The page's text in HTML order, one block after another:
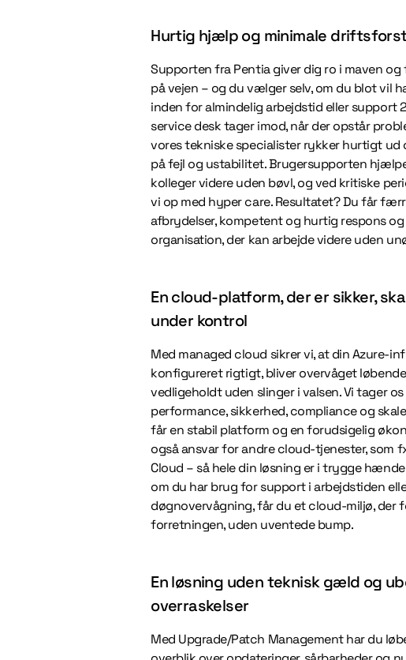
Hurtig hjælp og minimale
Supporten fra Pentia giver dig ro i maven
på vejen – og du vælger selv, om du blot vil
inden for almindelig arbejdstid eller support
service desk tager imod, når der opstår
vores tekniske specialister rykker hurtigt ud
på fejl og ustabilitet. Brugersupporten
kolleger videre uden bøvl, og ved kritiske
vi op med hyper care. Resultatet? Du får
afbrydelser, kompetent og hurtig respons
organisation, der kan arbejde videre uden
En cloud-platform, der er sikker,
under kontrol
Med managed cloud sikrer vi, at din Azure-
konfigureret rigtigt, bliver overvåget
vedligeholdt uden slinger i valsen. Vi tager
performance, sikkerhed, compliance og
får en stabil platform og en forudsigelig
også ansvar for andre cloud-tjenester, som
Cloud – så hele din løsning er i trygge
om du har brug for support i arbejdstiden
døgnovervågning, får du et cloud-miljø, der
forretningen, uden uventede bump.
En løsning uden teknisk gæld og
overraskelser
Med Upgrade/Patch Management har du